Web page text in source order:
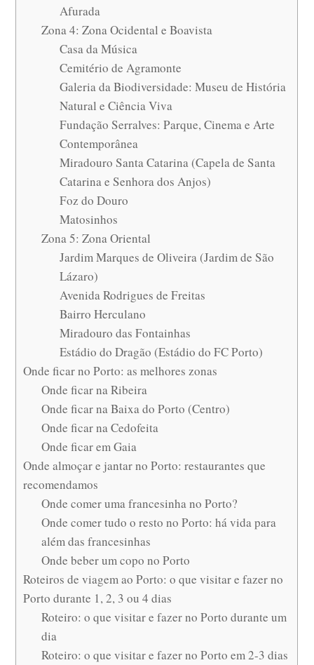
Afurada
Zona 4: Zona Ocidental e Boavista
Casa da Música
Cemitério de Agramonte
Galeria da Biodiversidade: Museu de História
Natural e Ciência Viva
Fundação Serralves: Parque, Cinema e Arte
Contemporânea
Miradouro Santa Catarina (Capela de Santa
Catarina e Senhora dos Anjos)
Foz do Douro
Matosinhos
Zona 5: Zona Oriental
Jardim Marques de Oliveira (Jardim de São
Lázaro)
Avenida Rodrigues de Freitas
Bairro Herculano
Miradouro das Fontainhas
Estádio do Dragão (Estádio do FC Porto)
Onde ficar no Porto: as melhores zonas
Onde ficar na Ribeira
Onde ficar na Baixa do Porto (Centro)
Onde ficar na Cedofeita
Onde ficar em Gaia
Onde almoçar e jantar no Porto: restaurantes que
recomendamos
Onde comer uma francesinha no Porto?
Onde comer tudo o resto no Porto: há vida para
além das francesinhas
Onde beber um copo no Porto
Roteiros de viagem ao Porto: o que visitar e fazer no
Porto durante 1, 2, 3 ou 4 dias
Roteiro: o que visitar e fazer no Porto durante um
dia
Roteiro: o que visitar e fazer no Porto em 2-3 dias